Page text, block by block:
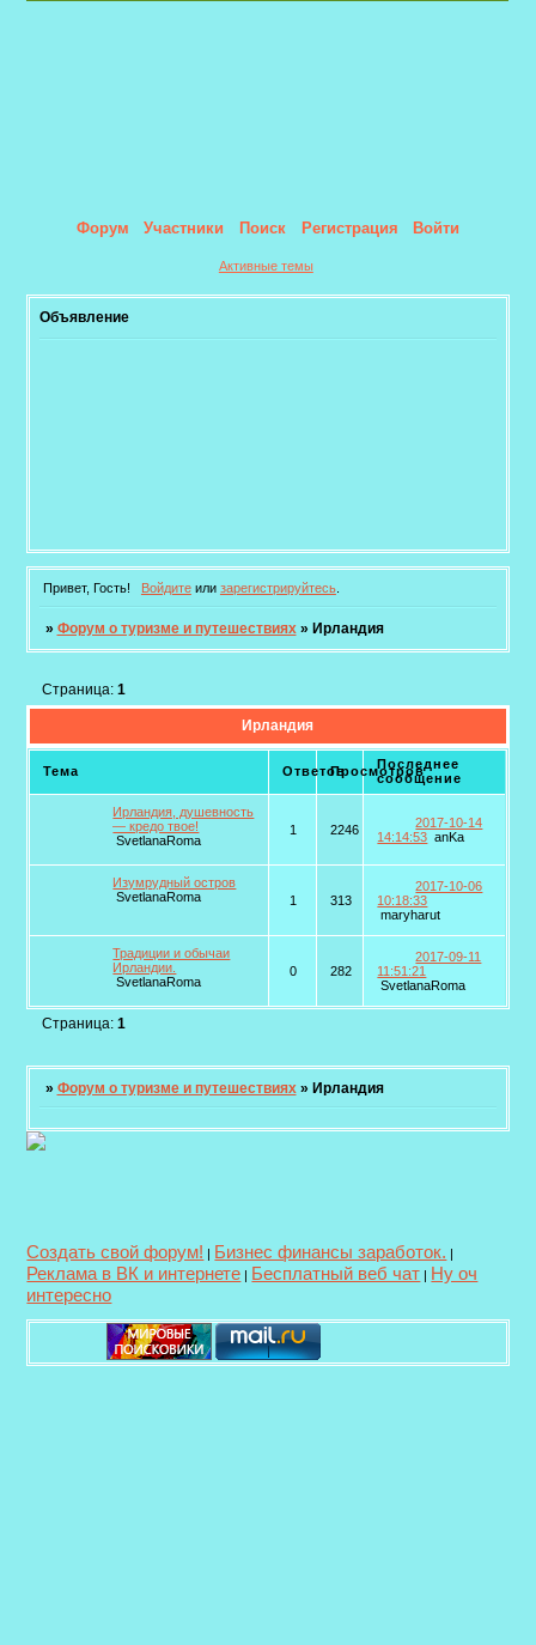
Форум Участники Поиск Регистрация Войти
Активные темы
Объявление
Привет, Гость! Войдитеили зарегистрируйтесь.
» Форум о туризме и путешествиях » Ирландия
Ирландия
Страница: 1
Тема ОтветовПросмотров
Последнее
сообщение
Ирландия, душевность
— кредо твое!
SvetlanaRoma
1 2246
2017-10-14
14:14:53 anKa
Изумрудный остров
SvetlanaRoma
1 313
2017-10-06
10:18:33
maryharut
Традиции и обычаи
Ирландии.
SvetlanaRoma
0 282
2017-09-11
11:51:21
SvetlanaRoma
Страница: 1
» Форум о туризме и путешествиях » Ирландия
Создать свой форум! | Бизнес финансы заработок. |
Реклама в ВК и интернете | Бесплатный веб чат | Ну оч
интересно